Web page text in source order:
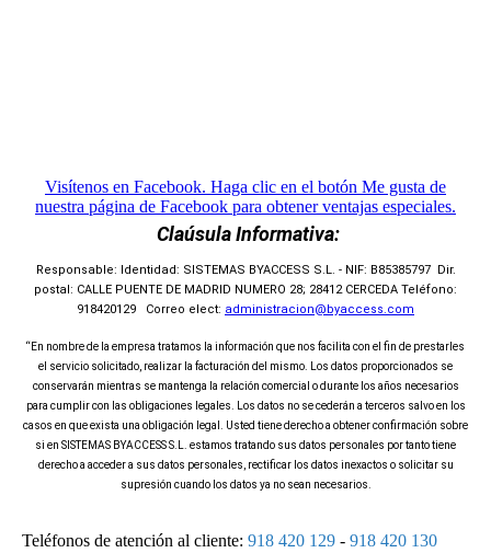
Visítenos en Facebook. Haga clic en el botón Me gusta de
nuestra página de Facebook para obtener ventajas especiales.
Claúsula Informativa:
Responsable: Identidad: SISTEMAS BYACCESS S.L. - NIF: B85385797 Dir.
postal: CALLE PUENTE DE MADRID NUMERO 28; 28412 CERCEDA Teléfono:
918420129 Correo elect: administracion@byaccess.com
“En nombre de la empresa tratamos la información que nos facilita con el fin de prestarles
el servicio solicitado, realizar la facturación del mismo. Los datos proporcionados se
conservarán mientras se mantenga la relación comercial o durante los años necesarios
para cumplir con las obligaciones legales. Los datos no se cederán a terceros salvo en los
casos en que exista una obligación legal. Usted tiene derecho a obtener confirmación sobre
si en SISTEMAS BYACCESS S.L. estamos tratando sus datos personales por tanto tiene
derecho a acceder a sus datos personales, rectificar los datos inexactos o solicitar su
supresión cuando los datos ya no sean necesarios.
Teléfonos de atención al cliente: 918 420 129 - 918 420 130